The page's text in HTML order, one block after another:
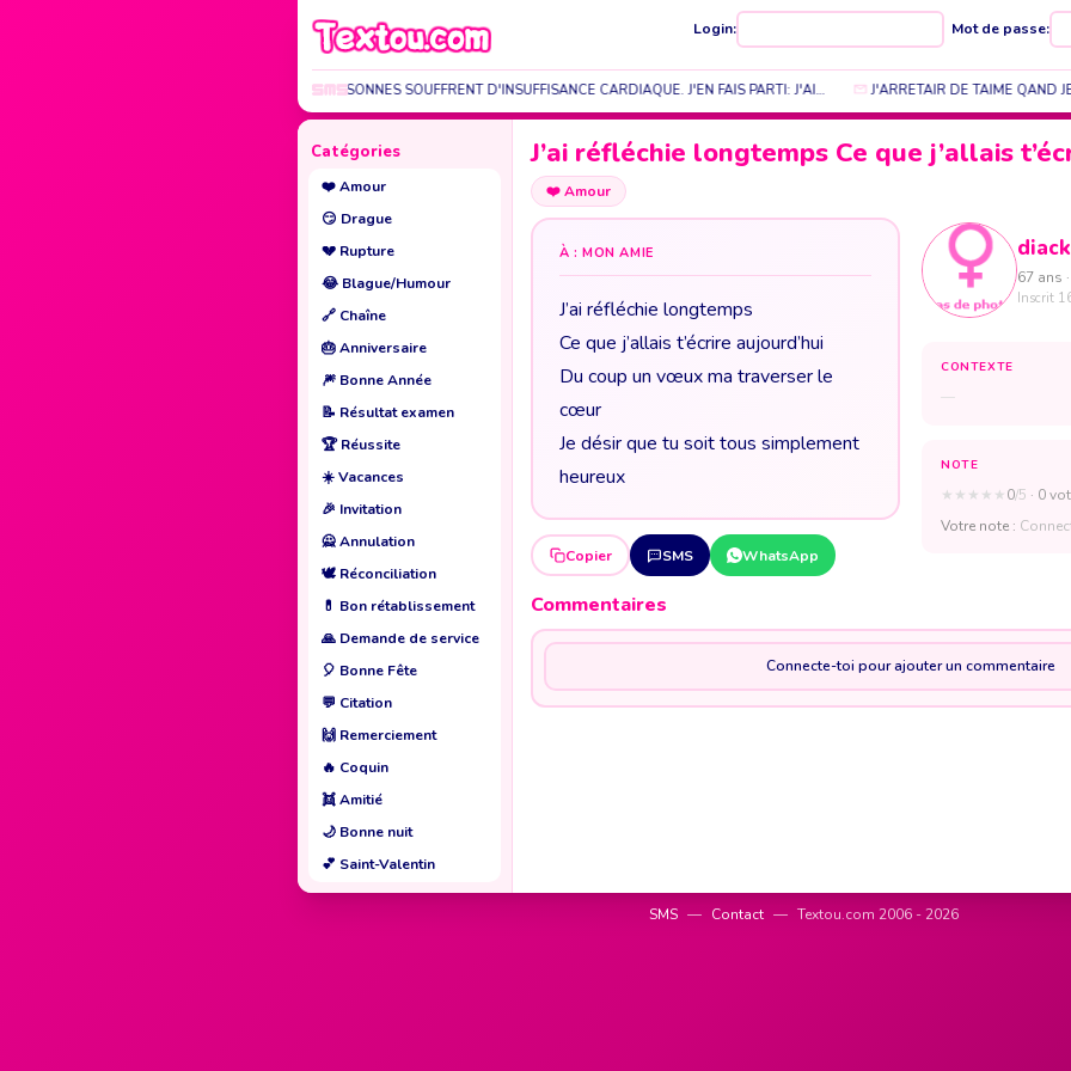
Login: Mot de passe:
CERTAINES PERSONNES SOUFFRENT D'INSUFFISANCE CARDIAQUE. J'EN FAIS PARTI: J'AI… J'ARRETAIR DE TAIME QAND
Catégories
❤️Amour
😏 Drague
💔 Rupture
😂 Blague/Humour
🔗 Chaîne
🎂Anniversaire
🎆 Bonne Année
📝 Résultat examen
🏆Réussite
☀️Vacances
🎉 Invitation
🙅Annulation
🕊️ Réconciliation
💊 Bon rétablissement
🙏 Demande de service
🎈 Bonne Fête
💬 Citation
🙌 Remerciement
🔥 Coquin
👯Amitié
🌙 Bonne nuit
💕 Saint-Valentin
J’ai réfléchie longtemps Ce que j’allais
❤️Amour
À : MON AMIE
J’ai réfléchie longtemps
Ce que j’allais t’écrire aujourd’hui
Du coup un vœux ma traverser le
cœur
Je désir que tu soit tous simplement
heureux
Copier SMS WhatsApp
diack
67 ans
Inscrit
CONTEXTE
—
NOTE
★ ★ ★ ★ ★0/5 · 0
Votre note :
Commentaires
Connecte-toi pour ajouter un commentaire
SMS — Contact — Textou.com 2006 - 2026